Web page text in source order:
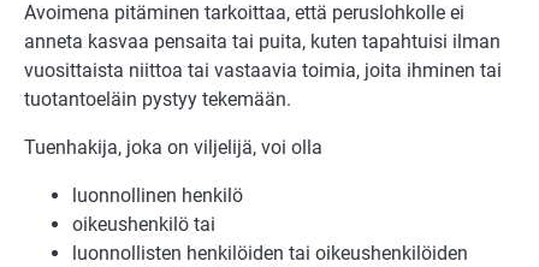
Avoimena pitäminen tarkoittaa, että peruslohkolle ei
anneta kasvaa pensaita tai puita, kuten tapahtuisi ilman
vuosittaista niittoa tai vastaavia toimia, joita ihminen tai
tuotantoeläin pystyy tekemään.
Tuenhakija, joka on viljelijä, voi olla
luonnollinen henkilö
oikeushenkilö tai
luonnollisten henkilöiden tai oikeushenkilöiden